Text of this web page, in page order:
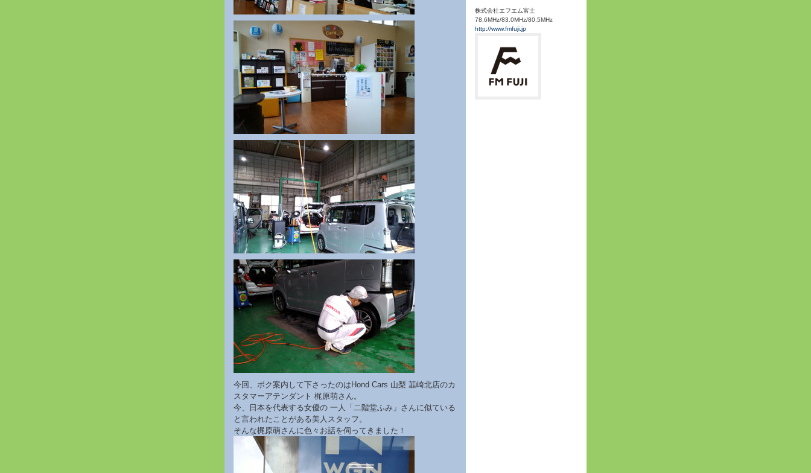
今回、ボク案内して下さったのはHond Cars 山梨 韮崎北店のカ
スタマーアテンダント 梶原萌さん。
今、日本を代表する女優の 一人「二階堂ふみ」さんに似ている
と言われたことがある美人スタッフ。
そんな梶原萌さんに色々お話を伺ってきました！
株式会社エフエム富士
78.6MHz/83.0MHz/80.5MHz
http://www.fmfuji.jp